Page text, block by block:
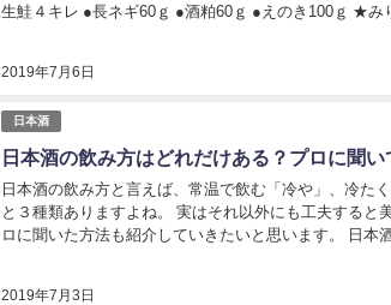
2019年7月6日
生鮭４キレ ●長ネギ60ｇ ●酒粕60ｇ ●えのき100ｇ ★
日本酒
日本酒の飲み方はどれだけある？プロに聞い
2019年7月3日
日本酒の飲み方と言えば、常温で飲む「冷や」、冷た
と３種類ありますよね。 実はそれ以外にも工夫すると
ロに聞いた方法も紹介していきたいと思います。 日本